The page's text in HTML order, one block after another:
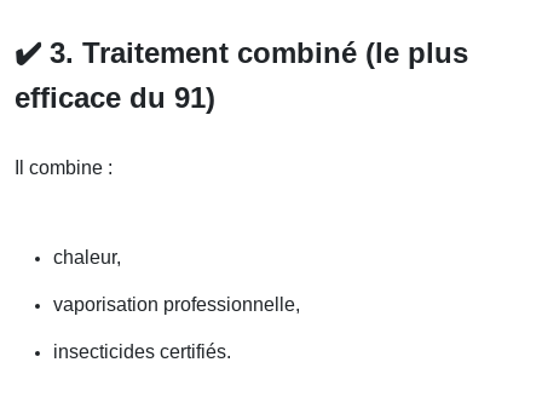
✔️ 3. Traitement combiné (le plus
efficace du 91)
Il combine :
chaleur,
vaporisation professionnelle,
insecticides certifiés.